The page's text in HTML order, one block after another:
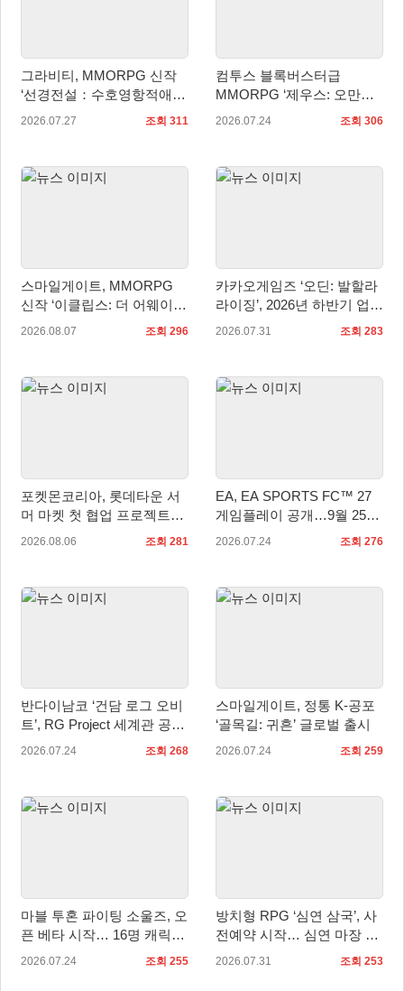
그라비티, MMORPG 신작
‘선경전설：수호영항적애2’
중국 판호 획득!
2026.07.27 조회 311
컴투스 블록버스터급
MMORPG ‘제우스: 오만의
신’, 8월 7일 쇼케이스 개최
2026.07.24 조회 306
스마일게이트, MMORPG
신작 ‘이클립스: 더 어웨이크
닝’ 9월 10일 론칭!
2026.08.07 조회 296
카카오게임즈 ‘오딘: 발할라
라이징’, 2026년 하반기 업데
이트 미리보기 공개
2026.07.31 조회 283
포켓몬코리아, 롯데타운 서
머 마켓 첫 협업 프로젝트
‘포켓몬 별빛낙원’ 개최
2026.08.06 조회 281
EA, EA SPORTS FC™ 27
게임플레이 공개…9월 25일
전 세계 출시
2026.07.24 조회 276
반다이남코 ‘건담 로그 오비
트’, RG Project 세계관 공
개… 애니메이션과 연계
2026.07.24 조회 268
스마일게이트, 정통 K-공포
‘골목길: 귀흔’ 글로벌 출시
2026.07.24 조회 259
마블 투혼 파이팅 소울즈, 오
픈 베타 시작… 16명 캐릭터
공개
2026.07.24 조회 255
방치형 RPG ‘심연 삼국’, 사
전예약 시작… 심연 마장 수
집·육성 예고
2026.07.31 조회 253